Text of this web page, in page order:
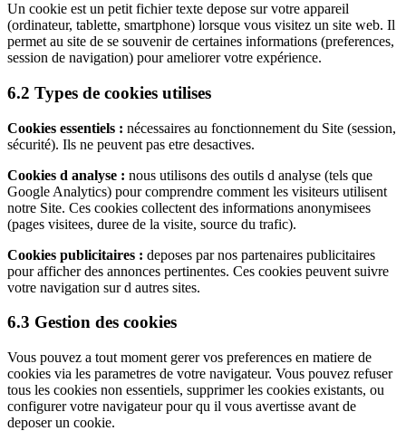
Un cookie est un petit fichier texte depose sur votre appareil
(ordinateur, tablette, smartphone) lorsque vous visitez un site web. Il
permet au site de se souvenir de certaines informations (preferences,
session de navigation) pour ameliorer votre expérience.
6.2 Types de cookies utilises
Cookies essentiels : nécessaires au fonctionnement du Site (session,
sécurité). Ils ne peuvent pas etre desactives.
Cookies d analyse : nous utilisons des outils d analyse (tels que
Google Analytics) pour comprendre comment les visiteurs utilisent
notre Site. Ces cookies collectent des informations anonymisees
(pages visitees, duree de la visite, source du trafic).
Cookies publicitaires : deposes par nos partenaires publicitaires
pour afficher des annonces pertinentes. Ces cookies peuvent suivre
votre navigation sur d autres sites.
6.3 Gestion des cookies
Vous pouvez a tout moment gerer vos preferences en matiere de
cookies via les parametres de votre navigateur. Vous pouvez refuser
tous les cookies non essentiels, supprimer les cookies existants, ou
configurer votre navigateur pour qu il vous avertisse avant de
deposer un cookie.